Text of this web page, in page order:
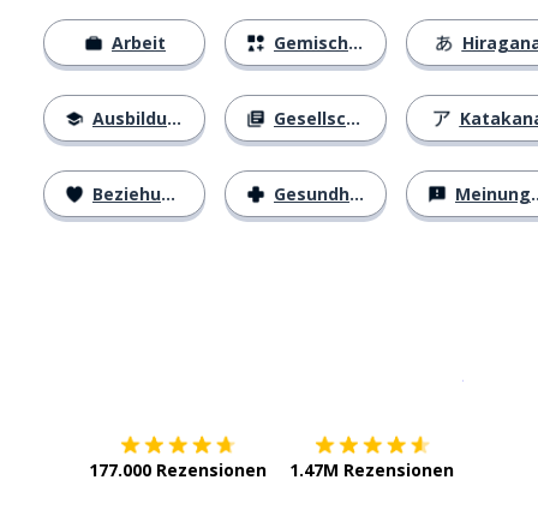
Arbeit
Ausbildung
Beziehungen
Gemischtes
Gesellschaft
Gesundheit Meinungen
177.000 Rezensionen 1.47M Rezensionen